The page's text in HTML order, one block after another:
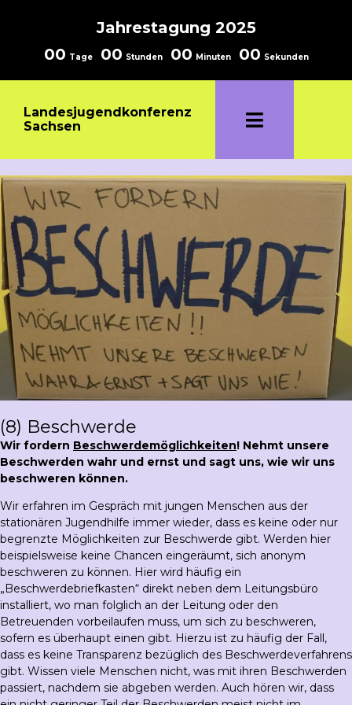
Jahrestagung 2025
00 Tage 00 Stunden 00 Minuten 00 Sekunden
Landesjugendkonferenz
Sachsen
(8) Beschwerde
Wir fordern Beschwerdemöglichkeiten! Nehmt unsere
Beschwerden wahr und ernst und sagt uns, wie wir uns
beschweren können.
Wir erfahren im Gespräch mit jungen Menschen aus der
stationären Jugendhilfe immer wieder, dass es keine oder nur
begrenzte Möglichkeiten zur Beschwerde gibt. Werden hier
beispielsweise keine Chancen eingeräumt, sich anonym
beschweren zu können. Hier wird häufig ein
„Beschwerdebriefkasten“ direkt neben dem Leitungsbüro
installiert, wo man folglich an der Leitung oder den
Betreuenden vorbeilaufen muss, um sich zu beschweren,
sofern es überhaupt einen gibt. Hierzu ist zu häufig der Fall,
dass es keine Transparenz bezüglich des Beschwerdeverfahrens
gibt. Wissen viele Menschen nicht, was mit ihren Beschwerden
passiert, nachdem sie abgeben werden. Auch hören wir, dass